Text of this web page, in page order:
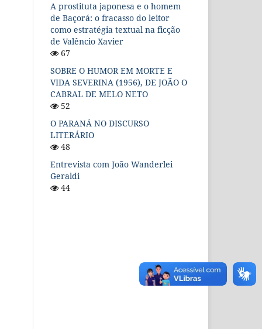
A prostituta japonesa e o homem
de Baçorá: o fracasso do leitor
como estratégia textual na ficção
de Valêncio Xavier
67
SOBRE O HUMOR EM MORTE E
VIDA SEVERINA (1956), DE JOÃO O
CABRAL DE MELO NETO
52
O PARANÁ NO DISCURSO
LITERÁRIO
48
Entrevista com João Wanderlei
Geraldi
44